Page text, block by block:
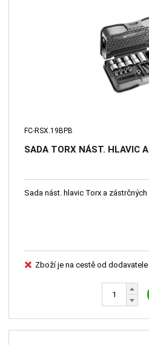
FC-RSX.19BPB
SADA TORX NÁST. HLAVIC
Sada nást. hlavic Torx a zástrčných
Zboží je na cestě od dodavatele